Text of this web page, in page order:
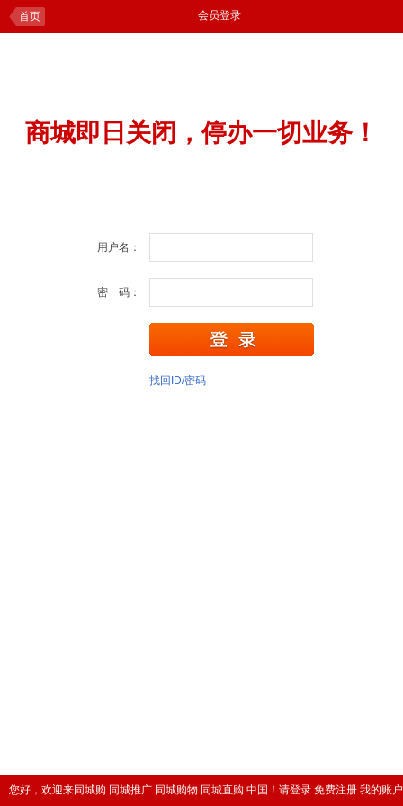
您好，欢迎来同城购 同城推广 同城购物 同城直购.中国！ 请登录 免费注册 我的账户
首页 会员登录
商城即日关闭，停办一切业务！
用户名：
密 码：
找回ID/密码